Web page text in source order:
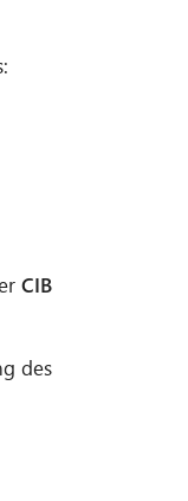
CIB
des